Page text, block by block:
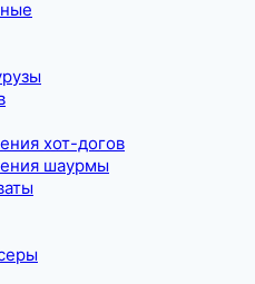
хот-догов
шаурмы